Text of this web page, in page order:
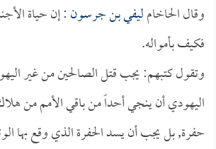
وقال الحاخامليفي بن جرسون: إن حياة
فكيف بأمواله.
وتقول كتبهم: يجب قتل الصالحين من غير
اليهودي أن ينجي أحداً من باقي الأمم من
حفرة, بل يجب أن يسد الحفرة الذي وقع بها